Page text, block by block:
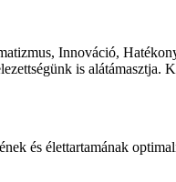
Innováció,
is alátámasztja.
és élettartamának